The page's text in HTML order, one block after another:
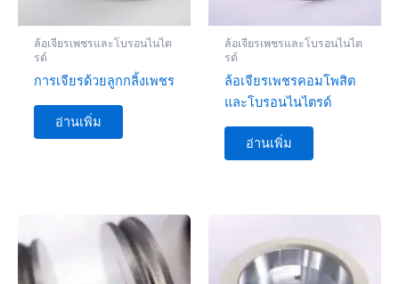
ล้อเจียรเพชรและโบรอนไนไต
รด์
การเจียรด้วยลูกกลิ้งเพชร
อ่านเพิ่ม
ล้อเจียรเพชรและโบรอนไนไต
รด์
ล้อเจียรเพชรคอมโพสิต
และโบรอนไนไตรด์
อ่านเพิ่ม